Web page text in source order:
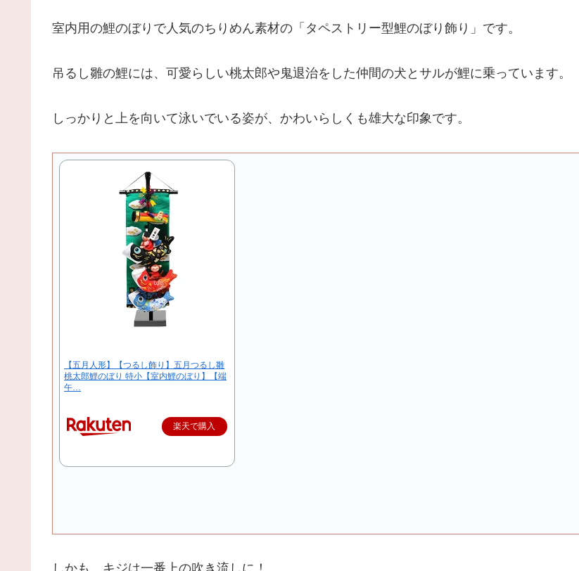
室内用の鯉のぼりで人気のちりめん素材の「タペストリー型鯉のぼり飾り」です。
吊るし雛の鯉には、可愛らしい桃太郎や鬼退治をした仲間の犬とサルが鯉に乗っています。
しっかりと上を向いて泳いでいる姿が、かわいらしくも雄大な印象です。
【五月人形】【つるし飾り】五月つるし雛
桃太郎鯉のぼり 特小【室内鯉のぼり】【端
午…
楽天で購入